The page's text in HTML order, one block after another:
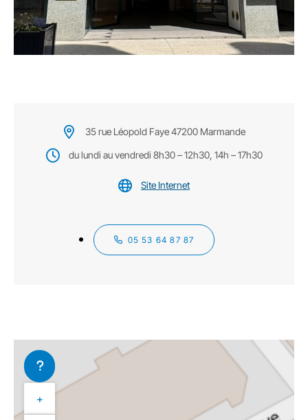
35 rue Léopold Faye 47200 Marmande
du lundi au vendredi 8h30 – 12h30, 14h – 17h30
Site Internet
05 53 64 87 87
+